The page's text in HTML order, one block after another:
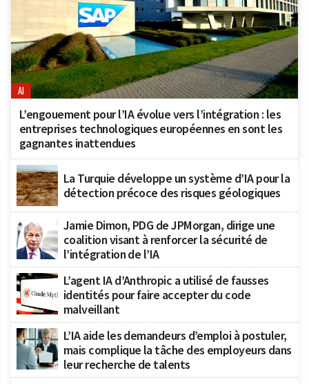
AI
L’engouement pour l’IA évolue vers l’intégration : les
entreprises technologiques européennes en sont les
gagnantes inattendues
La Turquie développe un système d’IA pour la
détection précoce des risques géologiques
Jamie Dimon, PDG de JPMorgan, dirige une
coalition visant à renforcer la sécurité de
l’intégration de l’IA
L’agent IA d’Anthropic a utilisé de fausses
identités pour faire accepter du code
malveillant
L’IA aide les demandeurs d’emploi à postuler,
mais complique la tâche des employeurs dans
leur recherche de talents